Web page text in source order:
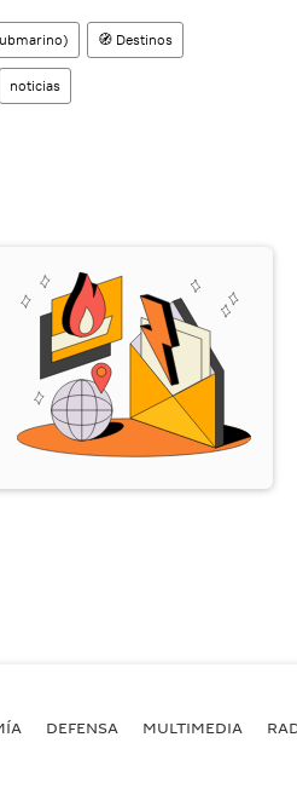
🧭 Destinos
noticias
DEFENSA MULTIMEDIA